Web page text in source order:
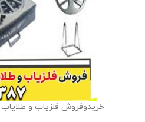
خریدوفروش فلزیاب و